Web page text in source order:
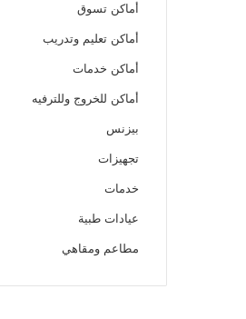
أماكن تسوق
أماكن تعليم وتدريب
أماكن خدمات
أماكن للخروج وللترفيه
بيزنس
تجهيزات
خدمات
عيادات طبية
مطاعم ومقاهي